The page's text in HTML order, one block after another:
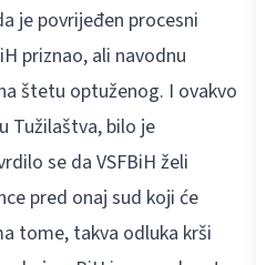
je povrijeđen procesni
priznao, ali navodnu
štetu optuženog. I ovakvo
Tužilaštva, bilo je
se da VSFBiH želi
pred onaj sud koji će
tome, takva odluka krši